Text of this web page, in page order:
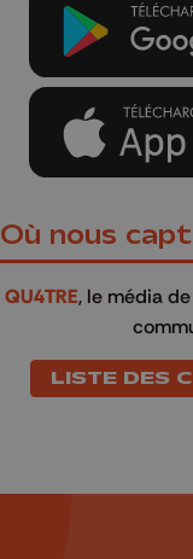
Où nous
QU4TRE, le média
LISTE DES